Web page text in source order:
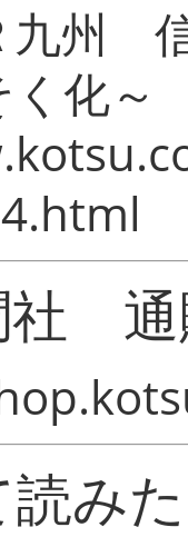
州 信
化～
社
み